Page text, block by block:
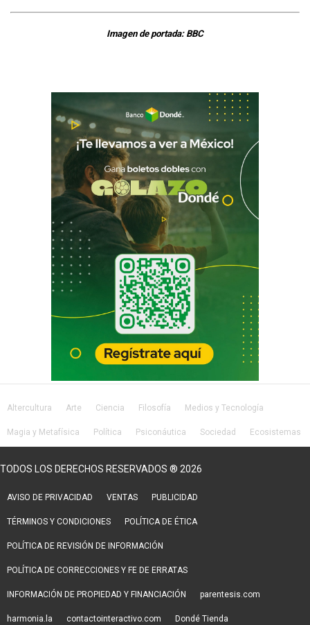
Imagen de portada: BBC
Altercultura Arte Ciencia Filosofía Medios y Tecnología
Magia y Metafísica Política Psiconáutica Sociedad Ecosistemas
TODOS LOS DERECHOS RESERVADOS ® 2026
AVISO DE PRIVACIDAD VENTAS PUBLICIDAD
TÉRMINOS Y CONDICIONES POLÍTICA DE ÉTICA
POLÍTICA DE REVISIÓN DE INFORMACIÓN
POLÍTICA DE CORRECCIONES Y FE DE ERRATAS
INFORMACIÓN DE PROPIEDAD Y FINANCIACIÓN parentesis.com
harmonia.la contactointeractivo.com Dondé Tienda